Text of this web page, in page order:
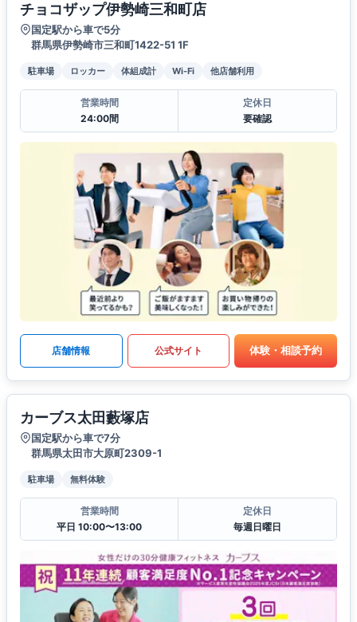
チョコザップ伊勢崎三和町店
国定駅から車で5分
群馬県伊勢崎市三和町1422-51 1F
駐車場 ロッカー 体組成計 Wi-Fi 他店舗利用
営業時間
24:00間
定休日
要確認
店舗情報 公式サイト 体験・相談予約
カーブス太田藪塚店
国定駅から車で7分
群馬県太田市大原町2309-1
駐車場 無料体験
営業時間
平日 10:00〜13:00
定休日
毎週日曜日